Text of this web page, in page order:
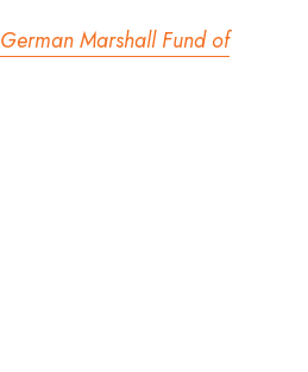
German Marshall Fund of